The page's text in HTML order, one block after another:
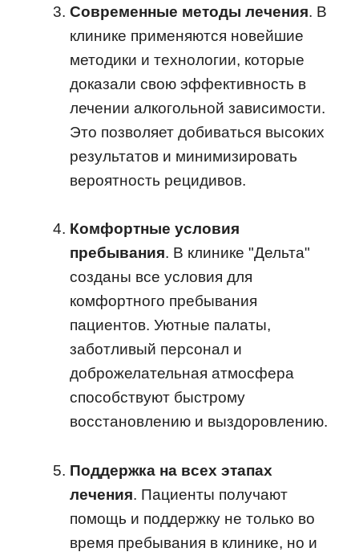
Современные методы лечения. В
клинике применяются новейшие
методики и технологии, которые
доказали свою эффективность в
лечении алкогольной зависимости.
Это позволяет добиваться высоких
результатов и минимизировать
вероятность рецидивов.
Комфортные условия
пребывания. В клинике "Дельта"
созданы все условия для
комфортного пребывания
пациентов. Уютные палаты,
заботливый персонал и
доброжелательная атмосфера
способствуют быстрому
восстановлению и выздоровлению.
Поддержка на всех этапах
лечения. Пациенты получают
помощь и поддержку не только во
время пребывания в клинике, но и